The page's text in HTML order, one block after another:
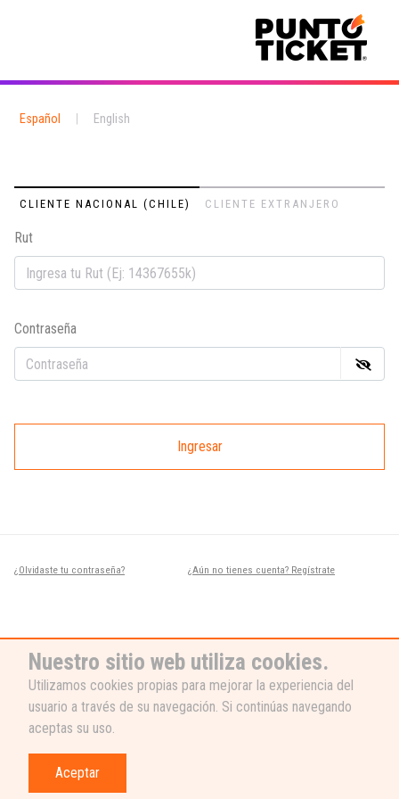
Español English
CLIENTE NACIONAL (CHILE) CLIENTE EXTRANJERO
Rut
Contraseña
Ingresar
¿Olvidaste tu contraseña? ¿Aún no tienes cuenta? Regístrate
Nuestro sitio web utiliza cookies.
Utilizamos cookies propias para mejorar la experiencia del
usuario a través de su navegación. Si continúas navegando
aceptas su uso.
Aceptar
¿NECESITAS AYUDA?
Nuestro equipo de soporte está listo